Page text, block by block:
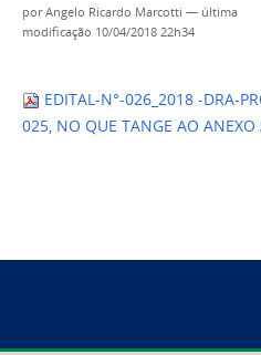
porAngelo Ricardo Marcotti — última
modificação 10/04/2018 22h34
EDITAL-N°-026_2018 -DRA-
025, NO QUE TANGE AO